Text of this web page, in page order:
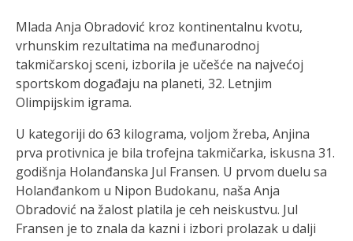
Mlada Anja Obradović kroz kontinentalnu kvotu,
vrhunskim rezultatima na međunarodnoj
takmičarskoj sceni, izborila je učešće na najvećoj
sportskom događaju na planeti, 32. Letnjim
Olimpijskim igrama.
U kategoriji do 63 kilograma, voljom žreba, Anjina
prva protivnica je bila trofejna takmičarka, iskusna 31.
godišnja Holanđanska Jul Fransen. U prvom duelu sa
Holanđankom u Nipon Budokanu, naša Anja
Obradović na žalost platila je ceh neiskustvu. Jul
Fransen je to znala da kazni i izbori prolazak u dalji